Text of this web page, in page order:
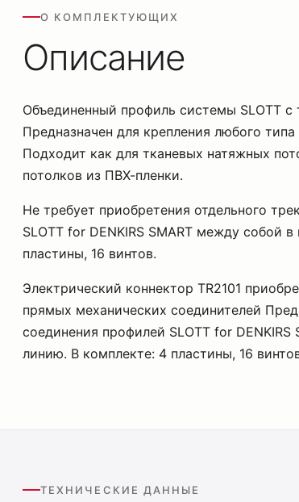
О КОМПЛЕКТУЮЩИХ
Описание
Объединенный профиль системы SLOTT с
Предназначен для крепления любого
Подходит как для тканевых натяжных
потолков из ПВХ-пленки.
Не требует приобретения отдельного
SLOTT for DENKIRS SMART между собой
пластины, 16 винтов.
Электрический коннектор TR2101
прямых механических соединителей
соединения профилей SLOTT for
линию. В комплекте: 4 пластины, 16
ТЕХНИЧЕСКИЕ ДАННЫЕ